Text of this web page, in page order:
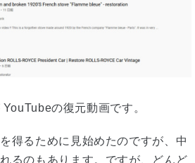
の復元動画です。
得るために見始めたのですが、中
るのもあります。ですが、どんど